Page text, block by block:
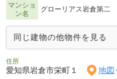
マンショ
ン名
グローリアス岩倉第二
同じ建物の他物件を見る
住所
愛知県岩倉市栄町１ 地図